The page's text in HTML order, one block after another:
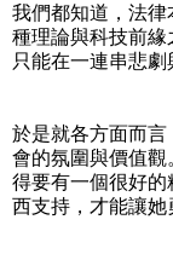
我們都知道，法
種理論與科技前
只能在一連串悲劇
於是就各方面而
會的氛圍與價值
得要有一個很好
西支持，才能讓她